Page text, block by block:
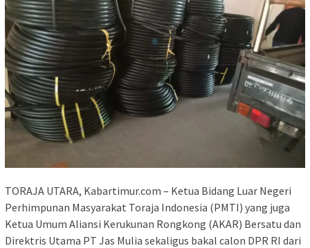
TORAJA UTARA, Kabartimur.com – Ketua Bidang Luar Negeri
Perhimpunan Masyarakat Toraja Indonesia (PMTI) yang juga
Ketua Umum Aliansi Kerukunan Rongkong (AKAR) Bersatu dan
Direktris Utama PT Jas Mulia sekaligus bakal calon DPR RI dari